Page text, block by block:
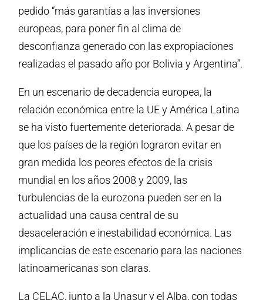
pedido “más garantías a las inversiones
europeas, para poner fin al clima de
desconfianza generado con las expropiaciones
realizadas el pasado año por Bolivia y Argentina”.
En un escenario de decadencia europea, la
relación económica entre la UE y América Latina
se ha visto fuertemente deteriorada. A pesar de
que los países de la región lograron evitar en
gran medida los peores efectos de la crisis
mundial en los años 2008 y 2009, las
turbulencias de la eurozona pueden ser en la
actualidad una causa central de su
desaceleración e inestabilidad económica. Las
implicancias de este escenario para las naciones
latinoamericanas son claras.
La CELAC, junto a la Unasur y el Alba, con todas